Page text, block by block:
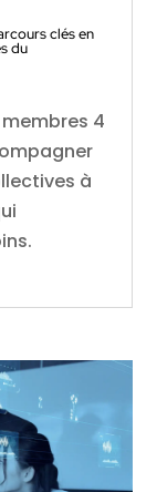
clés en
du
4
à